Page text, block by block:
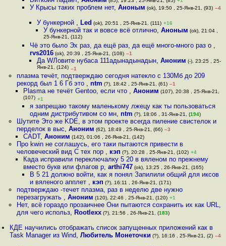
У Крысы таких проблем нет,Аноным (ok), 19:50 , 25-Янв-21, (93) –4
У бункерной , Led (ok), 20:51 , 25-Янв-21, (111) +16
У бункерной так и вовсе всё отлично, Аноным (ok), 21:04 ,
25-Янв-21, (112)
Чё это было Эх раз, да ещё раз, да ещё много-много раз о ,
rvs2016 (ok), 20:39 , 25-Янв-21, (108) –1
Да WЛовите нубаса 111адынадынадын, Аноним (-), 23:25 , 25-
Янв-21, (124) –1
плазма течёт, подтверждаю сегодня натекло с 130Мб до 209
рекорд был 1 6 Гб это , ntm (?), 18:42 , 25-Янв-21, (61) –1
Plasma не течёт Gentoo, если что , Аноним (107), 20:38 , 25-Янв-21,
(107) +1
я запрещаю такому маленькому лжецу как ты пользоваться
одним дистрибутивом со мн,ntm (?), 18:06 , 31-Янв-21, (194)
Шутите Это же KDE, в этом проекте всегда пиление свистелок и
перделок в выс, Аноним (62), 18:49 , 25-Янв-21, (66) –3
CADT, Аноним (142), 01:06 , 26-Янв-21, (142)
Про kwin не соглашусь, его таки пытаются привести в
человеческий вид С тех пор , кэп (?), 20:28 , 25-Янв-21, (102) +4
Када исправили переключалку 5 20 в вяленом по прежнему
вместо букв или флагов р, arthi747(ok), 13:25 , 26-Янв-21, (165)
В 5 21 должно войти, как я понял Запилили общий для иксов
и вяленого апплет , кэп (?), 16:11 , 26-Янв-21, (171)
подтверждаю -течет плазма, раз в неделю две нужно
перезагружать , Аноним (120), 22:46 , 25-Янв-21, (120) +1
Нет, всё гораздо прозаичнее Они пытаются сохранить их как URL,
для чего использ, Rootlexx(?), 21:56 , 26-Янв-21, (183)
КДЕ научились отображать список запущенных приложений как в
Task Manager из Wind,Любитель Монеточки (?), 16:16 , 25-Янв-21, (2) –4